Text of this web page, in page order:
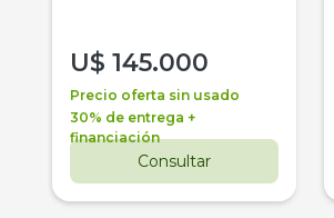
U$ 145.000
Precio oferta sin usado
30% de entrega +
financiación
Consultar